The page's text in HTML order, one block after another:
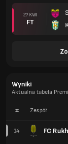
27 KWI
FT
Wyniki
Aktualna tabela
# Zespół
14 FC